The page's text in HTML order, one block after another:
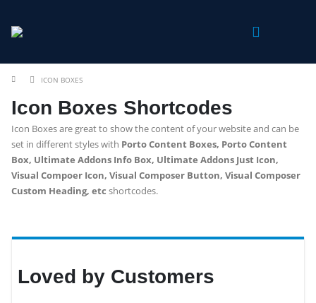
ICON BOXES
Icon Boxes Shortcodes
Icon Boxes are great to show the content of your website and can be
set in different styles with Porto Content Boxes, Porto Content
Box, Ultimate Addons Info Box, Ultimate Addons Just Icon,
Visual Compoer Icon, Visual Composer Button, Visual Composer
Custom Heading, etc shortcodes.
Loved by Customers